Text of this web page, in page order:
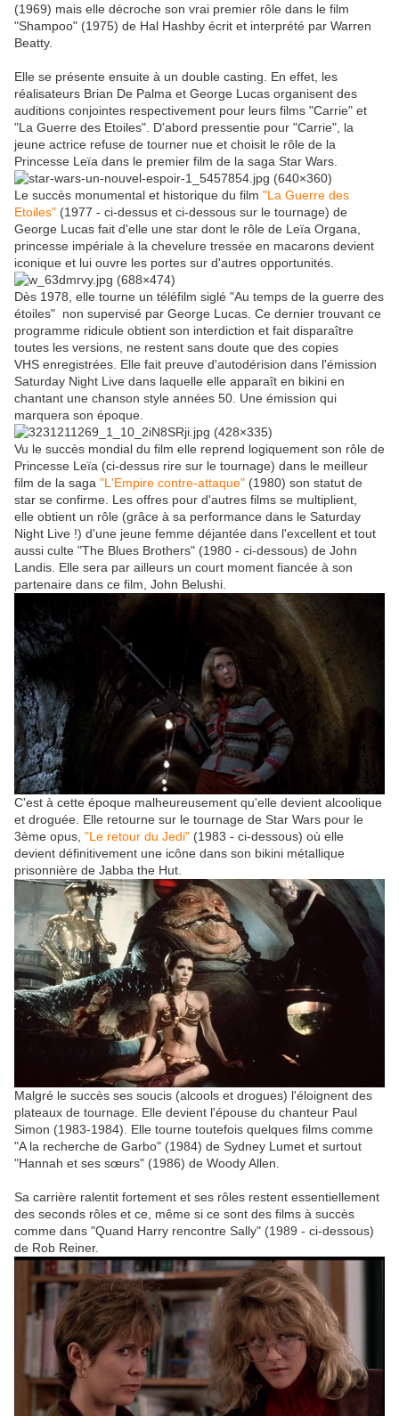
(1969) mais elle décroche son vrai premier rôle dans le film
"Shampoo" (1975) de Hal Hashby écrit et interprété par Warren
Beatty.
Elle se présente ensuite à un double casting. En effet, les
réalisateurs Brian De Palma et George Lucas organisent des
auditions conjointes respectivement pour leurs films "Carrie" et
"La Guerre des Etoiles". D'abord pressentie pour "Carrie", la
jeune actrice refuse de tourner nue et choisit le rôle de la
Princesse Leïa dans le premier film de la saga Star Wars.
Le succès monumental et historique du film "La Guerre des
Etoiles" (1977 - ci-dessus et ci-dessous sur le tournage) de
George Lucas fait d'elle une star dont le rôle de Leïa Organa,
princesse impériale à la chevelure tressée en macarons devient
iconique et lui ouvre les portes sur d'autres opportunités.
Dès 1978, elle tourne un téléfilm siglé "Au temps de la guerre des
étoiles" non supervisé par George Lucas. Ce dernier trouvant ce
programme ridicule obtient son interdiction et fait disparaître
toutes les versions, ne restent sans doute que des copies
VHS enregistrées. Elle fait preuve d'autodérision dans l'émission
Saturday Night Live dans laquelle elle apparaît en bikini en
chantant une chanson style années 50. Une émission qui
marquera son époque.
Vu le succès mondial du film elle reprend logiquement son rôle de
Princesse Leïa (ci-dessus rire sur le tournage) dans le meilleur
film de la saga "L'Empire contre-attaque" (1980) son statut de
star se confirme. Les offres pour d'autres films se multiplient,
elle obtient un rôle (grâce à sa performance dans le Saturday
Night Live !) d'une jeune femme déjantée dans l'excellent et tout
aussi culte "The Blues Brothers" (1980 - ci-dessous) de John
Landis. Elle sera par ailleurs un court moment fiancée à son
partenaire dans ce film, John Belushi.
C'est à cette époque malheureusement qu'elle devient alcoolique
et droguée. Elle retourne sur le tournage de Star Wars pour le
3ème opus, "Le retour du Jedi" (1983 - ci-dessous) où elle
devient définitivement une icône dans son bikini métallique
prisonnière de Jabba the Hut.
Malgré le succès ses soucis (alcools et drogues) l'éloignent des
plateaux de tournage. Elle devient l'épouse du chanteur Paul
Simon (1983-1984). Elle tourne toutefois quelques films comme
"A la recherche de Garbo" (1984) de Sydney Lumet et surtout
"Hannah et ses sœurs" (1986) de Woody Allen.
Sa carrière ralentit fortement et ses rôles restent essentiellement
des seconds rôles et ce, même si ce sont des films à succès
comme dans "Quand Harry rencontre Sally" (1989 - ci-dessous)
de Rob Reiner.